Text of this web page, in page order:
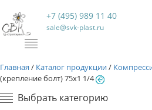
+7 (495) 989 11 40
sale@svk-plast.ru
Главная / Каталог продукции/
(крепление болт) 75х1 1/4
Выбрать категорию